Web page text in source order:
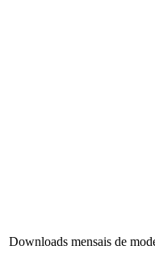
Downloads mensais de